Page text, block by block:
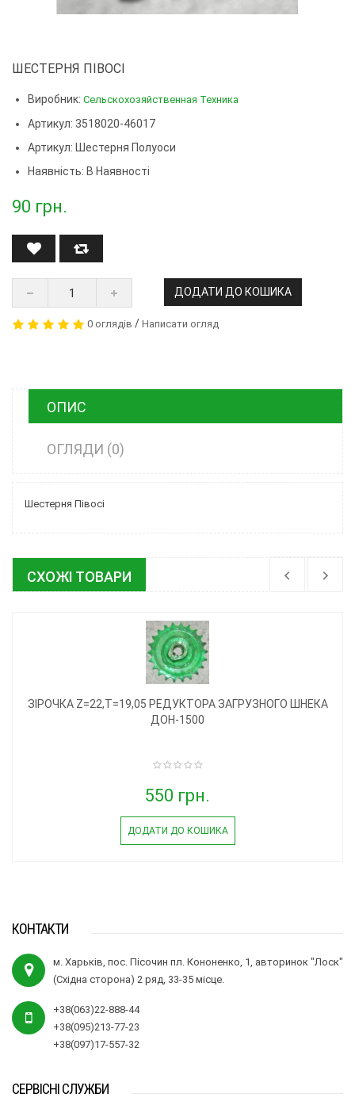
ШЕСТЕРНЯ ПІВОСІ
Виробник: Сельскохозяйственная Техника
Артикул: 3518020-46017
Артикул: Шестерня Полуоси
Наявність: В Наявності
90 грн.
ДОДАТИ ДО КОШИКА
0 оглядів / Написати огляд
ОПИС
ОГЛЯДИ (0)
Шестерня Півосі
СХОЖІ ТОВАРИ
ЗІРОЧКА Z=22,T=19,05 РЕДУКТОРА ЗАГРУЗНОГО ШНЕКА
ДОН-1500
550 грн.
ДОДАТИ ДО КОШИКА
КОНТАКТИ
м. Харьків, пос. Пісочин пл. Кононенко, 1, авторинок "Лоск"
(Східна сторона) 2 ряд, 33-35 місце.
+38(063)22-888-44
+38(095)213-77-23
+38(097)17-557-32
СЕРВІСНІ СЛУЖБИ